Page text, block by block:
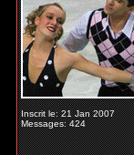
Inscrit le: 21 Jan 2007
Messages: 424